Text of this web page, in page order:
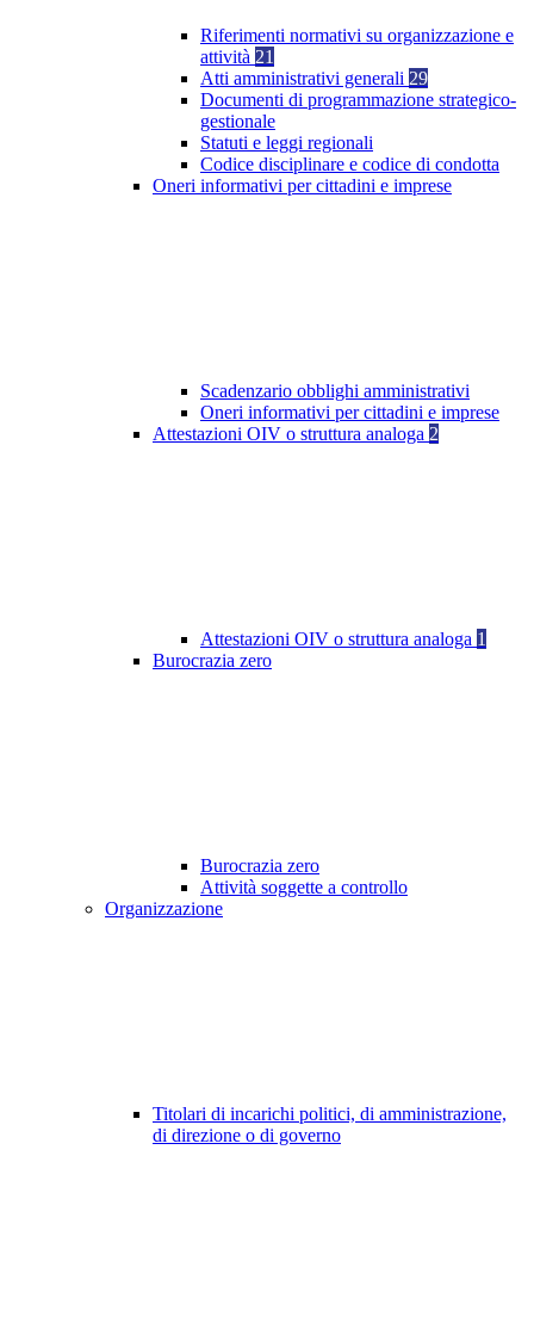
Riferimenti normativi su organizzazione e
attività 21
Atti amministrativi generali 29
Documenti di programmazione strategico-
gestionale
Statuti e leggi regionali
Codice disciplinare e codice di condotta
Oneri informativi per cittadini e imprese
Scadenzario obblighi amministrativi
Oneri informativi per cittadini e imprese
Attestazioni OIV o struttura analoga 2
Attestazioni OIV o struttura analoga 1
Burocrazia zero
Burocrazia zero
Attività soggette a controllo
Organizzazione
Titolari di incarichi politici, di amministrazione,
di direzione o di governo